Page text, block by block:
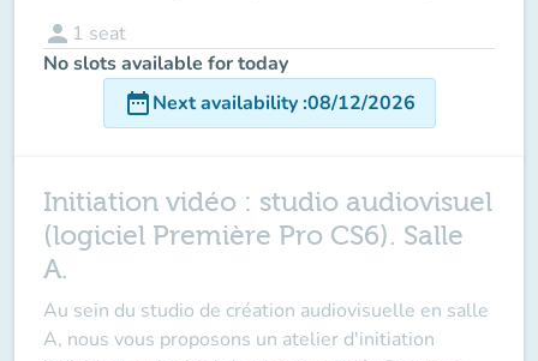
person 1 seat
No slots available for today
date_rangeNext availability:08/12/2026
Initiation vidéo : studio audiovisuel
(logiciel Première Pro CS6). Salle
A.
Au sein du studio de création audiovisuelle en salle
A, nous vous proposons un atelier d'initiation